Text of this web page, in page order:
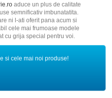
aduce un plus de calitate
semnificativ imbunatatita.
ni l-ati oferit pana acum si
cele mai frumoase modele
cu grija special pentru voi.
si cele mai noi produse!